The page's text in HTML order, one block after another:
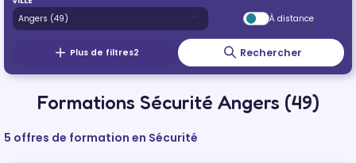
À distance
Plus de filtres2 Rechercher
Formations Sécurité Angers (49)
5 offres de formation en Sécurité